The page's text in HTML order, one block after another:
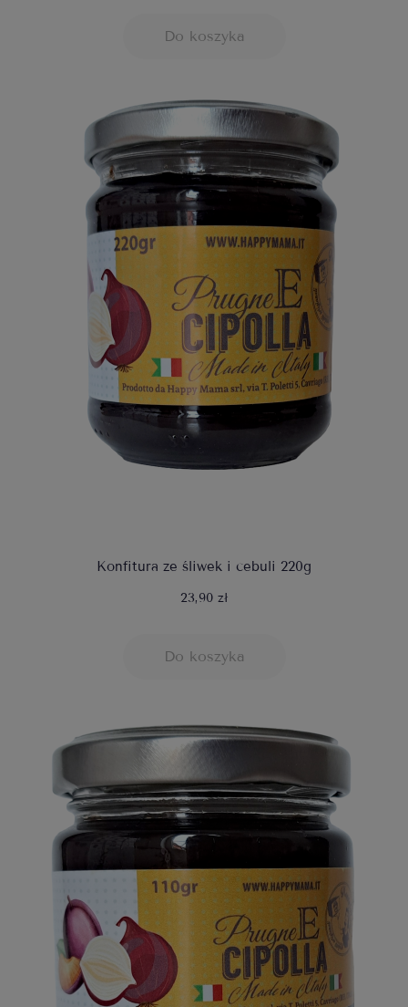
Do koszyka
Konfitura ze śliwek i cebuli 220g
23,90 zł
Do koszyka